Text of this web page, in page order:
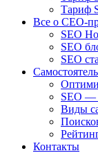
Тариф
Все о СЕО-
SEO
SEO
SEO
SEO —
Виды
Контакты